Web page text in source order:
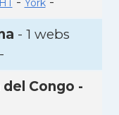
York
- 1 webs
Congo -